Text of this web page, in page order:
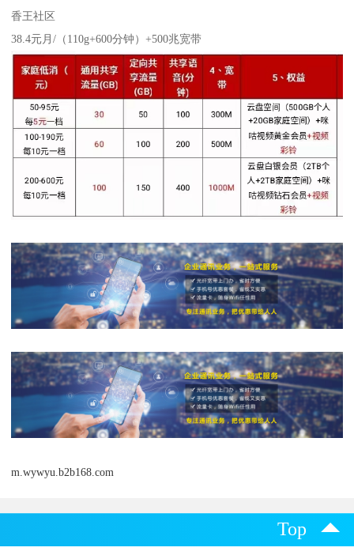
香王社区
38.4元月/（110g+600分钟）+500兆宽带
m.wywyu.b2b168.com
Top